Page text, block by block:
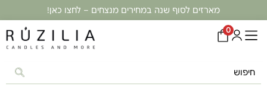
מארזים לסוף שנה במחירים מנצחים – לחצו כאן!
0